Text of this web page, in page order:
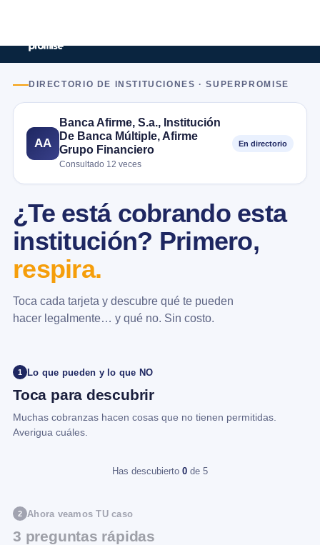
DIRECTORIO DE INSTITUCIONES · SUPERPROMISE
AA
Banca Afirme, S.a., Institución
De Banca Múltiple, Afirme
Grupo Financiero
Consultado 12 veces
En directorio
¿Te está cobrando esta
institución? Primero,
respira.
Toca cada tarjeta y descubre qué te pueden
hacer legalmente… y qué no. Sin costo.
1 Lo que pueden y lo que NO
Toca para descubrir
Muchas cobranzas hacen cosas que no tienen permitidas.
Averigua cuáles.
Has descubierto 0 de 5
2 Ahora veamos TU caso
3 preguntas rápidas